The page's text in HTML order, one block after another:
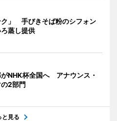
ク」 手びきそば粉のシフォン
蒸し提供
NHK杯全国へ アナウンス・
2部門
と見る